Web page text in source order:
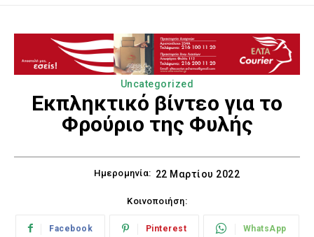
Uncategorized
Εκπληκτικό βίντεο για το
Φρούριο της Φυλής
Ημερομηνία: 22 Μαρτίου 2022
Κοινοποιήση:
Facebook Pinterest WhatsApp